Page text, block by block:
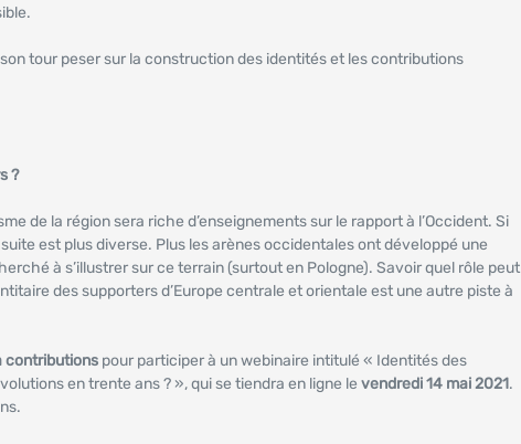
tour peser sur la construction des identités et les contributions
?
de la région sera riche d’enseignements sur le rapport à l’Occident. Si
est plus diverse. Plus les arènes occidentales ont développé une
à s’illustrer sur ce terrain (surtout en Pologne). Savoir quel rôle peut
des supporters d’Europe centrale et orientale est une autre piste à
contributions pour participer à un webinaire intitulé « Identités des
en trente ans ? », qui se tiendra en ligne le vendredi 14 mai 2021.